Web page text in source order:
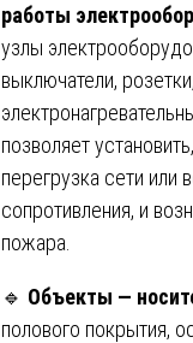
работы
узлы
выключатели,
позволяет
перегрузка сети или
сопротивления, и
пожара.
🔹 Объекты —
полового покрытия,